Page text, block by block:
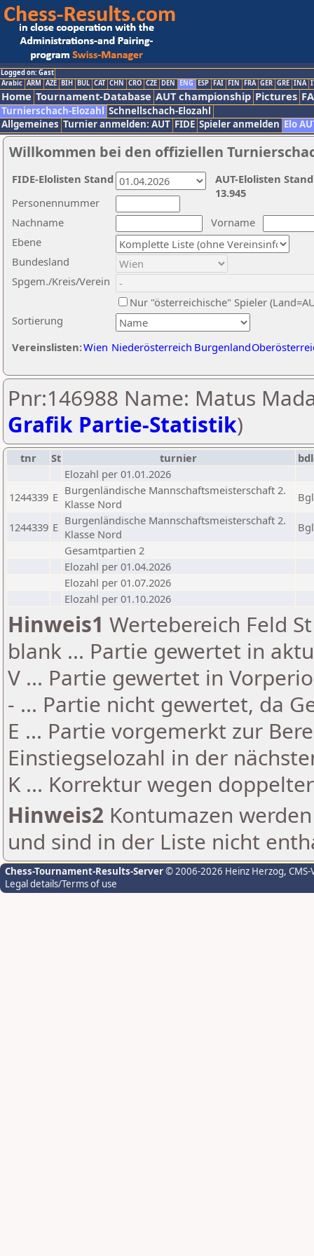
Logged on: Gast
Arabic ARM AZE BIH BUL CAT CHN CRO CZE DEN ENG ESP FAI FIN FRA GER GRE INA
Home Tournament-Database AUT championship Pictures
Turnierschach-Elozahl Schnellschach-Elozahl
Allgemeines Turnier anmelden: AUT FIDE Spieler anmelden Elo
Willkommen bei den offiziellen
Nachname
Vorname
Ebene
Sortierung
Personennummer
Bundesland
Spgem./Kreis/Verein
Nur "österreichische" Spieler
Vereinslisten:Wien Niederösterreich Burgenland
AUT-Elolisten
13.945
FIDE-Elolisten Stand
Pnr:146988 Name: Matus
Grafik Partie-Statistik)
tnr St turnier
Elozahl per 01.01.2026
1244339 E Burgenländische Mannschaftsmeisterschaft 2.
Klasse Nord
1244339 E Burgenländische Mannschaftsmeisterschaft 2.
Klasse Nord
Gesamtpartien 2
Elozahl per 01.04.2026
Elozahl per 01.07.2026
Elozahl per 01.10.2026
Hinweis1 Wertebereich Feld
blank ... Partie gewertet in
V ... Partie gewertet in
- ... Partie nicht gewertet, da
E ... Partie vorgemerkt zur
Einstiegselozahl in der
K ... Korrektur wegen
Hinweis2 Kontumazen
und sind in der Liste nicht
Chess-Tournament-Results-Server© 2006-2026 Heinz Herzog,
Legal details/Terms of use